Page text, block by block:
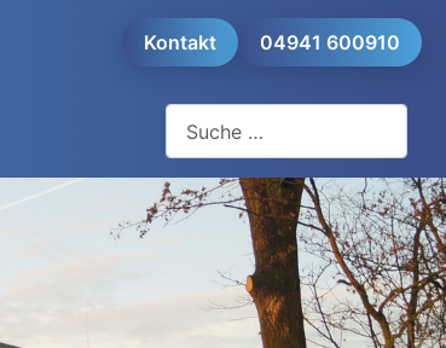
Kontakt 04941 600910